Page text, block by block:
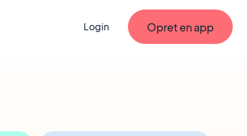
Login Opret en app